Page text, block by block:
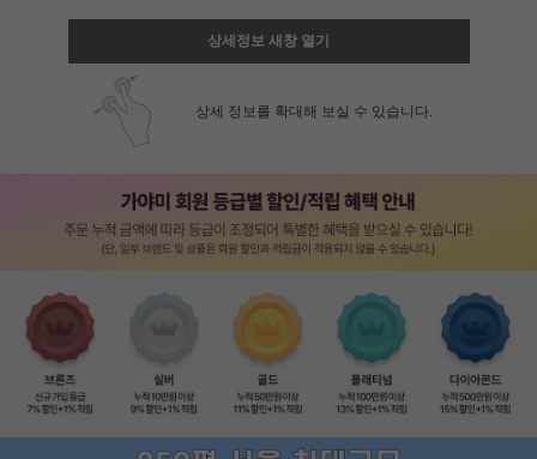
상세정보 새창 열기
상세 정보를 확대해 보실 수 있습니다.